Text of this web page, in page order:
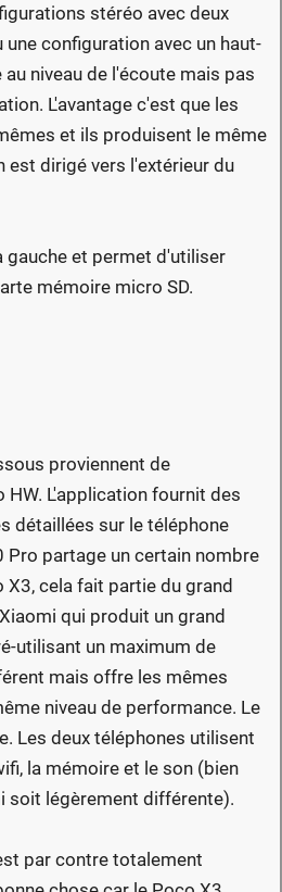
stéréo avec deux
une configuration avec un haut-
niveau de l'écoute mais pas
L'avantage c'est que les
et ils produisent le même
est dirigé vers l'extérieur du
gauche et permet d'utiliser
mémoire micro SD.
proviennent de
HW. L'application fournit des
détaillées sur le téléphone
Pro partage un certain nombre
X3, cela fait partie du grand
qui produit un grand
utilisant un maximum de
mais offre les mêmes
niveau de performance. Le
Les deux téléphones utilisent
la mémoire et le son (bien
soit légèrement différente).
par contre totalement